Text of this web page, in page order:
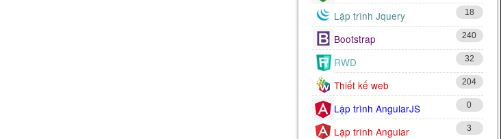
Lập trình Jquery 18
Bootstrap 240
RWD 32
Thiết kế web 204
Lập trình AngularJS 0
Lập trình Angular 3